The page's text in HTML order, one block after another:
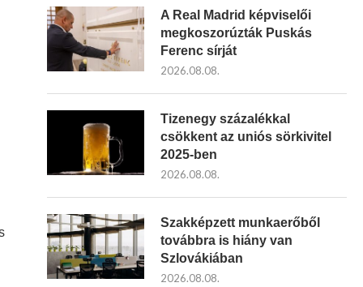
A Real Madrid képviselői
megkoszorúzták Puskás
Ferenc sírját
2026.08.08.
Tizenegy százalékkal
csökkent az uniós sörkivitel
2025-ben
2026.08.08.
Szakképzett munkaerőből
továbbra is hiány van
Szlovákiában
2026.08.08.